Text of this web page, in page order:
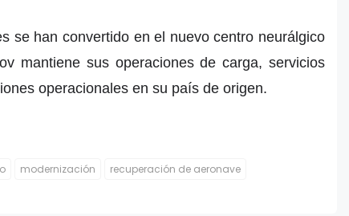
se han convertido en el nuevo centro neurálgico
mantiene sus operaciones de carga, servicios
operacionales en su país de origen.
modernización
recuperación de aeronave